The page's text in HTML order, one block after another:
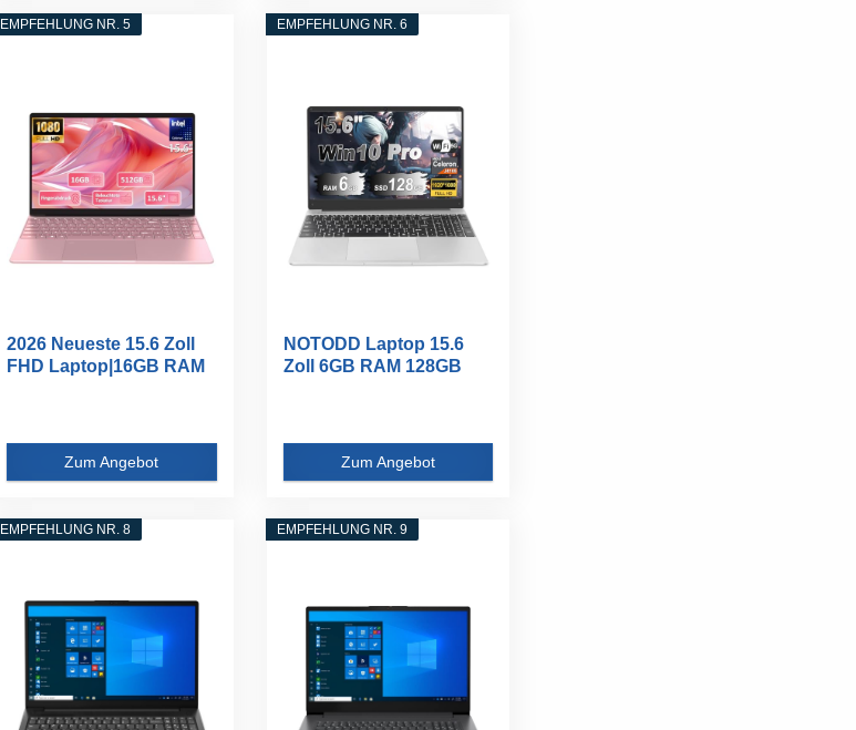
EMPFEHLUNG NR. 5
2026 Neueste 15.6 Zoll
FHD Laptop|16GB RAM
Zum Angebot
EMPFEHLUNG NR. 6
NOTODD Laptop 15.6
Zoll 6GB RAM 128GB
Zum Angebot
EMPFEHLUNG NR. 8 EMPFEHLUNG NR. 9